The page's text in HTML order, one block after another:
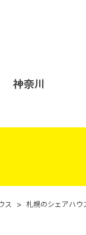
神奈川
ス > 札幌のシェアハウ